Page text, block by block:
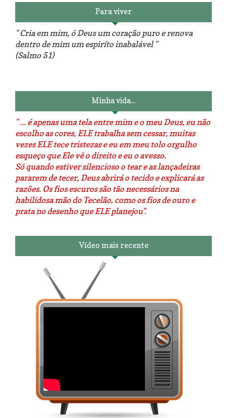
Para viver
" Cria em mim, ó Deus um coração puro e renova
dentro de mim um espiríto inabalável "
(Salmo 51)
Minha vida...
" ... é apenas uma tela entre mim e o meu Deus, eu não
escolho as cores, ELE trabalha sem cessar, muitas
vezes ELE tece tristezas e eu em meu tolo orgulho
esqueço que Ele vê o direito e eu o avesso.
Só quando estiver silencioso o tear e as lançadeiras
pararem de tecer, Deus abrirá o tecido e explicará as
razões. Os fios escuros são tão necessários na
habilidosa mão do Tecelão, como os fios de ouro e
prata no desenho que ELE planejou".
Vídeo mais recente